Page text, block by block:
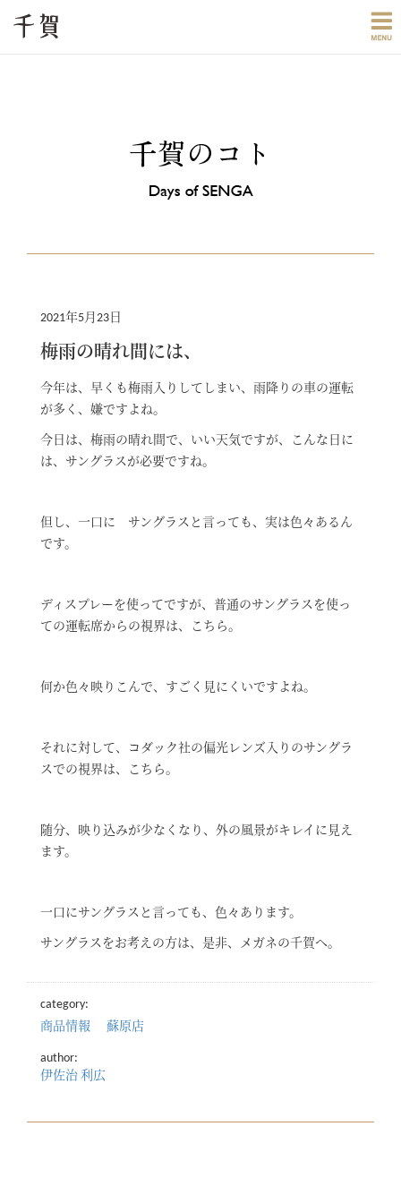
2021年5月23日
梅雨の晴れ間には、
今年は、早くも梅雨入りしてしまい、雨降りの車の運転
が多く、嫌ですよね。
今日は、梅雨の晴れ間で、いい天気ですが、こんな日に
は、サングラスが必要ですね。
但し、一口に サングラスと言っても、実は色々あるん
です。
ディスプレーを使ってですが、普通のサングラスを使っ
ての運転席からの視界は、こちら。
何か色々映りこんで、すごく見にくいですよね。
それに対して、コダック社の偏光レンズ入りのサングラ
スでの視界は、こちら。
随分、映り込みが少なくなり、外の風景がキレイに見え
ます。
一口にサングラスと言っても、色々あります。
サングラスをお考えの方は、是非、メガネの千賀へ。
category:
商品情報
蘇原店
author:
伊佐治 利広